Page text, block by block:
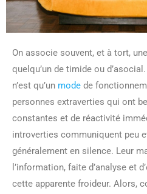
On associe souvent, et à tort,
quelqu’un de timide ou
n’est qu’un mode de
personnes extraverties qui ont
constantes et de réactivité
introverties communiquent peu
généralement en silence. Leur
l’information, faite d’analyse et
cette apparente froideur. Alors,